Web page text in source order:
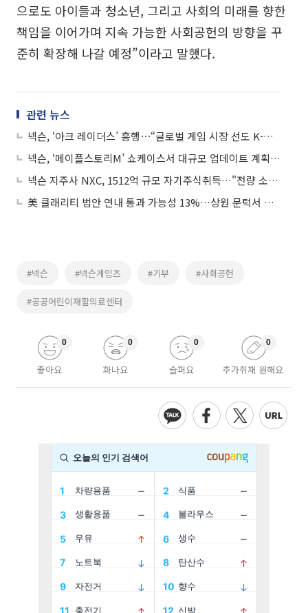
으로도 아이들과 청소년, 그리고 사회의 미래를 향한
책임을 이어가며 지속 가능한 사회공헌의 방향을 꾸
준히 확장해 나갈 예정”이라고 말했다.
관련 뉴스
넥슨, ‘아크 레이더스’ 흥행⋯“글로벌 게임 시장 선도 K-게임사로”
넥슨, ‘메이플스토리M’ 쇼케이스서 대규모 업데이트 계획 공개
넥슨 지주사 NXC, 1512억 규모 자기주식취득…"전량 소각"
美 클래리티 법안 연내 통과 가능성 13%…상원 문턱서 제동
#넥슨 #넥슨게임즈 #기부 #사회공헌
#공공어린이재활의료센터
좋아요
0
화나요
0
슬퍼요
0
추가취재 원해요
0